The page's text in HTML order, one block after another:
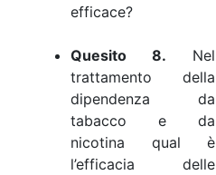
efficace?
Quesito 8. Nel
trattamento della
dipendenza da
tabacco e da
nicotina qual è
l’efficacia delle